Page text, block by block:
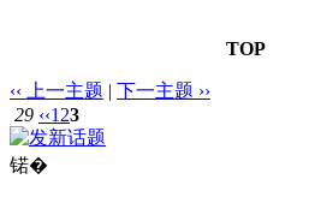
TOP
‹‹ 上一主题 | 下一主题 ››
29 ‹‹1 23
锘�